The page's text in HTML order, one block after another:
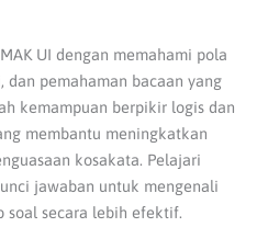
UI dengan memahami pola
dan pemahaman bacaan yang
kemampuan berpikir logis dan
membantu meningkatkan
kosakata. Pelajari
jawaban untuk mengenali
soal secara lebih efektif.